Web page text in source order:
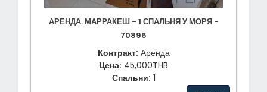
АРЕНДА. МАРРАКЕШ - 1 СПАЛЬНЯ У МОРЯ -
70896
Контракт: Аренда
Цена: 45,000THB
Спальни: 1